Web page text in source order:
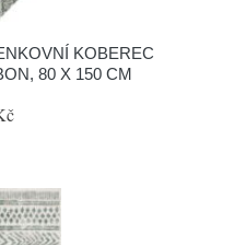
KOBEREC
80 X 150 CM